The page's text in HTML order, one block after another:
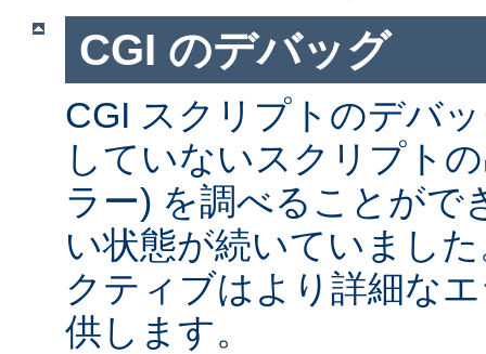
CGI のデバッグ
CGI スクリプトのデバ
していないスクリプト
ラー) を調べることがで
い状態が続いていまし
クティブはより詳細な
供します。